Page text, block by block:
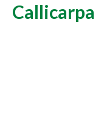
Callicarpa